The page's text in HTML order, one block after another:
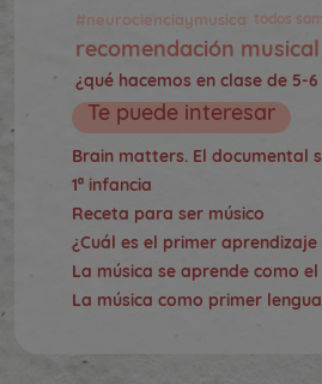
#neurocienciaymusica todos
recomendación musical
¿qué hacemos en clase de 5-6
Te puede interesar
Brain matters. El documental
1ª infancia
Receta para ser músico
¿Cuál es el primer
La música se aprende como
La música como primer